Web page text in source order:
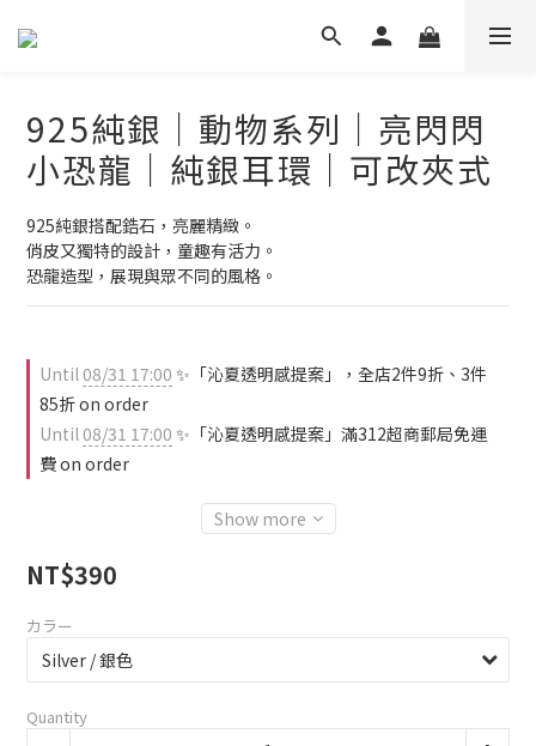
925純銀｜動物系列｜亮閃閃
小恐龍｜純銀耳環｜可改夾式
925純銀搭配鋯石，亮麗精緻。
俏皮又獨特的設計，童趣有活力。
恐龍造型，展現與眾不同的風格。
Until08/31 17:00 ✨「沁夏透明感提案」，全店2件9折、3件
85折 on order
Until08/31 17:00 ✨「沁夏透明感提案」滿312超商郵局免運
費 on order
Show more
NT$390
カラー
Quantity